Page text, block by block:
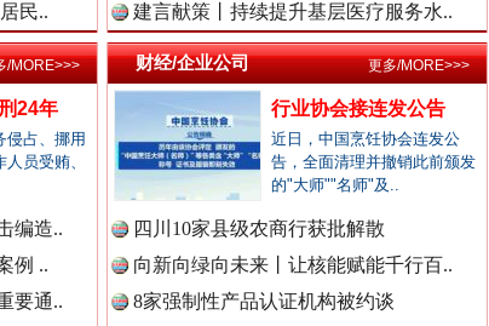
新闻网.中国
新闻网.中国
新闻网.中国
烦心事变舒心事
民..
建言献策丨持续提升基层医疗服务水..
24年
侵占、挪用
员受贿、
编造..
例 ..
要通..
/MORE>>> 财经/企业公司
行业协会接连发公告
近日，中国烹饪协会连发公
告，全面清理并撤销此前颁发
的"大师""名师"及..
四川10家县级农商行获批解散
向新向绿向未来丨让核能赋能千行百..
8家强制性产品认证机构被约谈
更多/MORE>>>